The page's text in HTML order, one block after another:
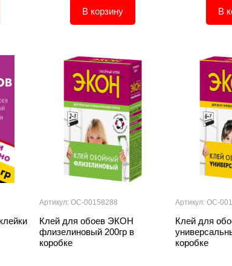
В корзину В
Артикул: ОС-00158288
Клей для обоев ЭКОН
флизелиновый 200гр в
коробке
Артикул: ОС-
Клей для
коробке